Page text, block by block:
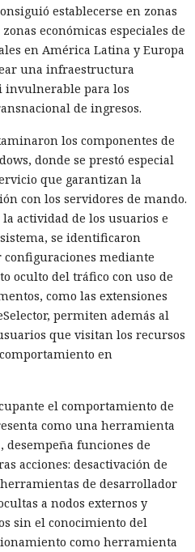
establecerse en zonas
económicas especiales de
en América Latina y Europa
una infraestructura
invulnerable para los
de ingresos.
los componentes de
donde se prestó especial
que garantizan la
con los servidores de mando.
actividad de los usuarios e
se identificaron
configuraciones mediante
oculto del tráfico con uso de
como las extensiones
permiten además al
que visitan los recursos
en
el comportamiento de
como una herramienta
desempeña funciones de
acciones: desactivación de
de desarrollador
a nodos externos y
sin el conocimiento del
como herramienta